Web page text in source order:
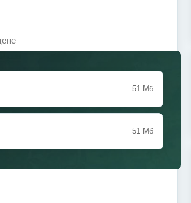
51 Мб
51 Мб